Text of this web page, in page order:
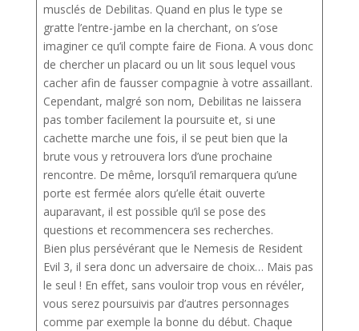
musclés de Debilitas. Quand en plus le type se
gratte l’entre-jambe en la cherchant, on s’ose
imaginer ce qu’il compte faire de Fiona. A vous donc
de chercher un placard ou un lit sous lequel vous
cacher afin de fausser compagnie à votre assaillant.
Cependant, malgré son nom, Debilitas ne laissera
pas tomber facilement la poursuite et, si une
cachette marche une fois, il se peut bien que la
brute vous y retrouvera lors d’une prochaine
rencontre. De même, lorsqu’il remarquera qu’une
porte est fermée alors qu’elle était ouverte
auparavant, il est possible qu’il se pose des
questions et recommencera ses recherches.
Bien plus persévérant que le Nemesis de Resident
Evil 3, il sera donc un adversaire de choix… Mais pas
le seul ! En effet, sans vouloir trop vous en révéler,
vous serez poursuivis par d’autres personnages
comme par exemple la bonne du début. Chaque